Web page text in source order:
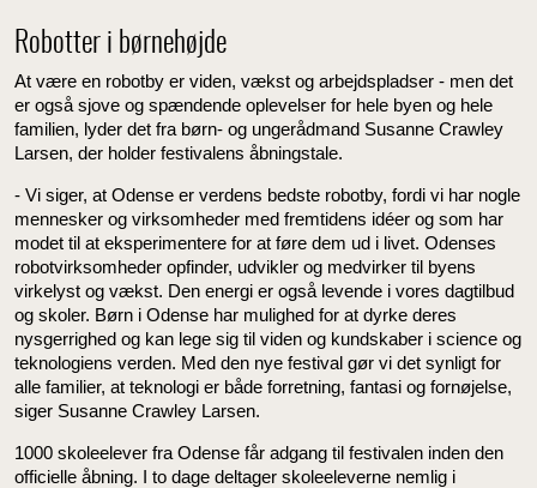
Robotter i børnehøjde
At være en robotby er viden, vækst og arbejdspladser - men det
er også sjove og spændende oplevelser for hele byen og hele
familien, lyder det fra børn- og ungerådmand Susanne Crawley
Larsen, der holder festivalens åbningstale.
- Vi siger, at Odense er verdens bedste robotby, fordi vi har nogle
mennesker og virksomheder med fremtidens idéer og som har
modet til at eksperimentere for at føre dem ud i livet. Odenses
robotvirksomheder opfinder, udvikler og medvirker til byens
virkelyst og vækst. Den energi er også levende i vores dagtilbud
og skoler. Børn i Odense har mulighed for at dyrke deres
nysgerrighed og kan lege sig til viden og kundskaber i science og
teknologiens verden. Med den nye festival gør vi det synligt for
alle familier, at teknologi er både forretning, fantasi og fornøjelse,
siger Susanne Crawley Larsen.
1000 skoleelever fra Odense får adgang til festivalen inden den
officielle åbning. I to dage deltager skoleeleverne nemlig i